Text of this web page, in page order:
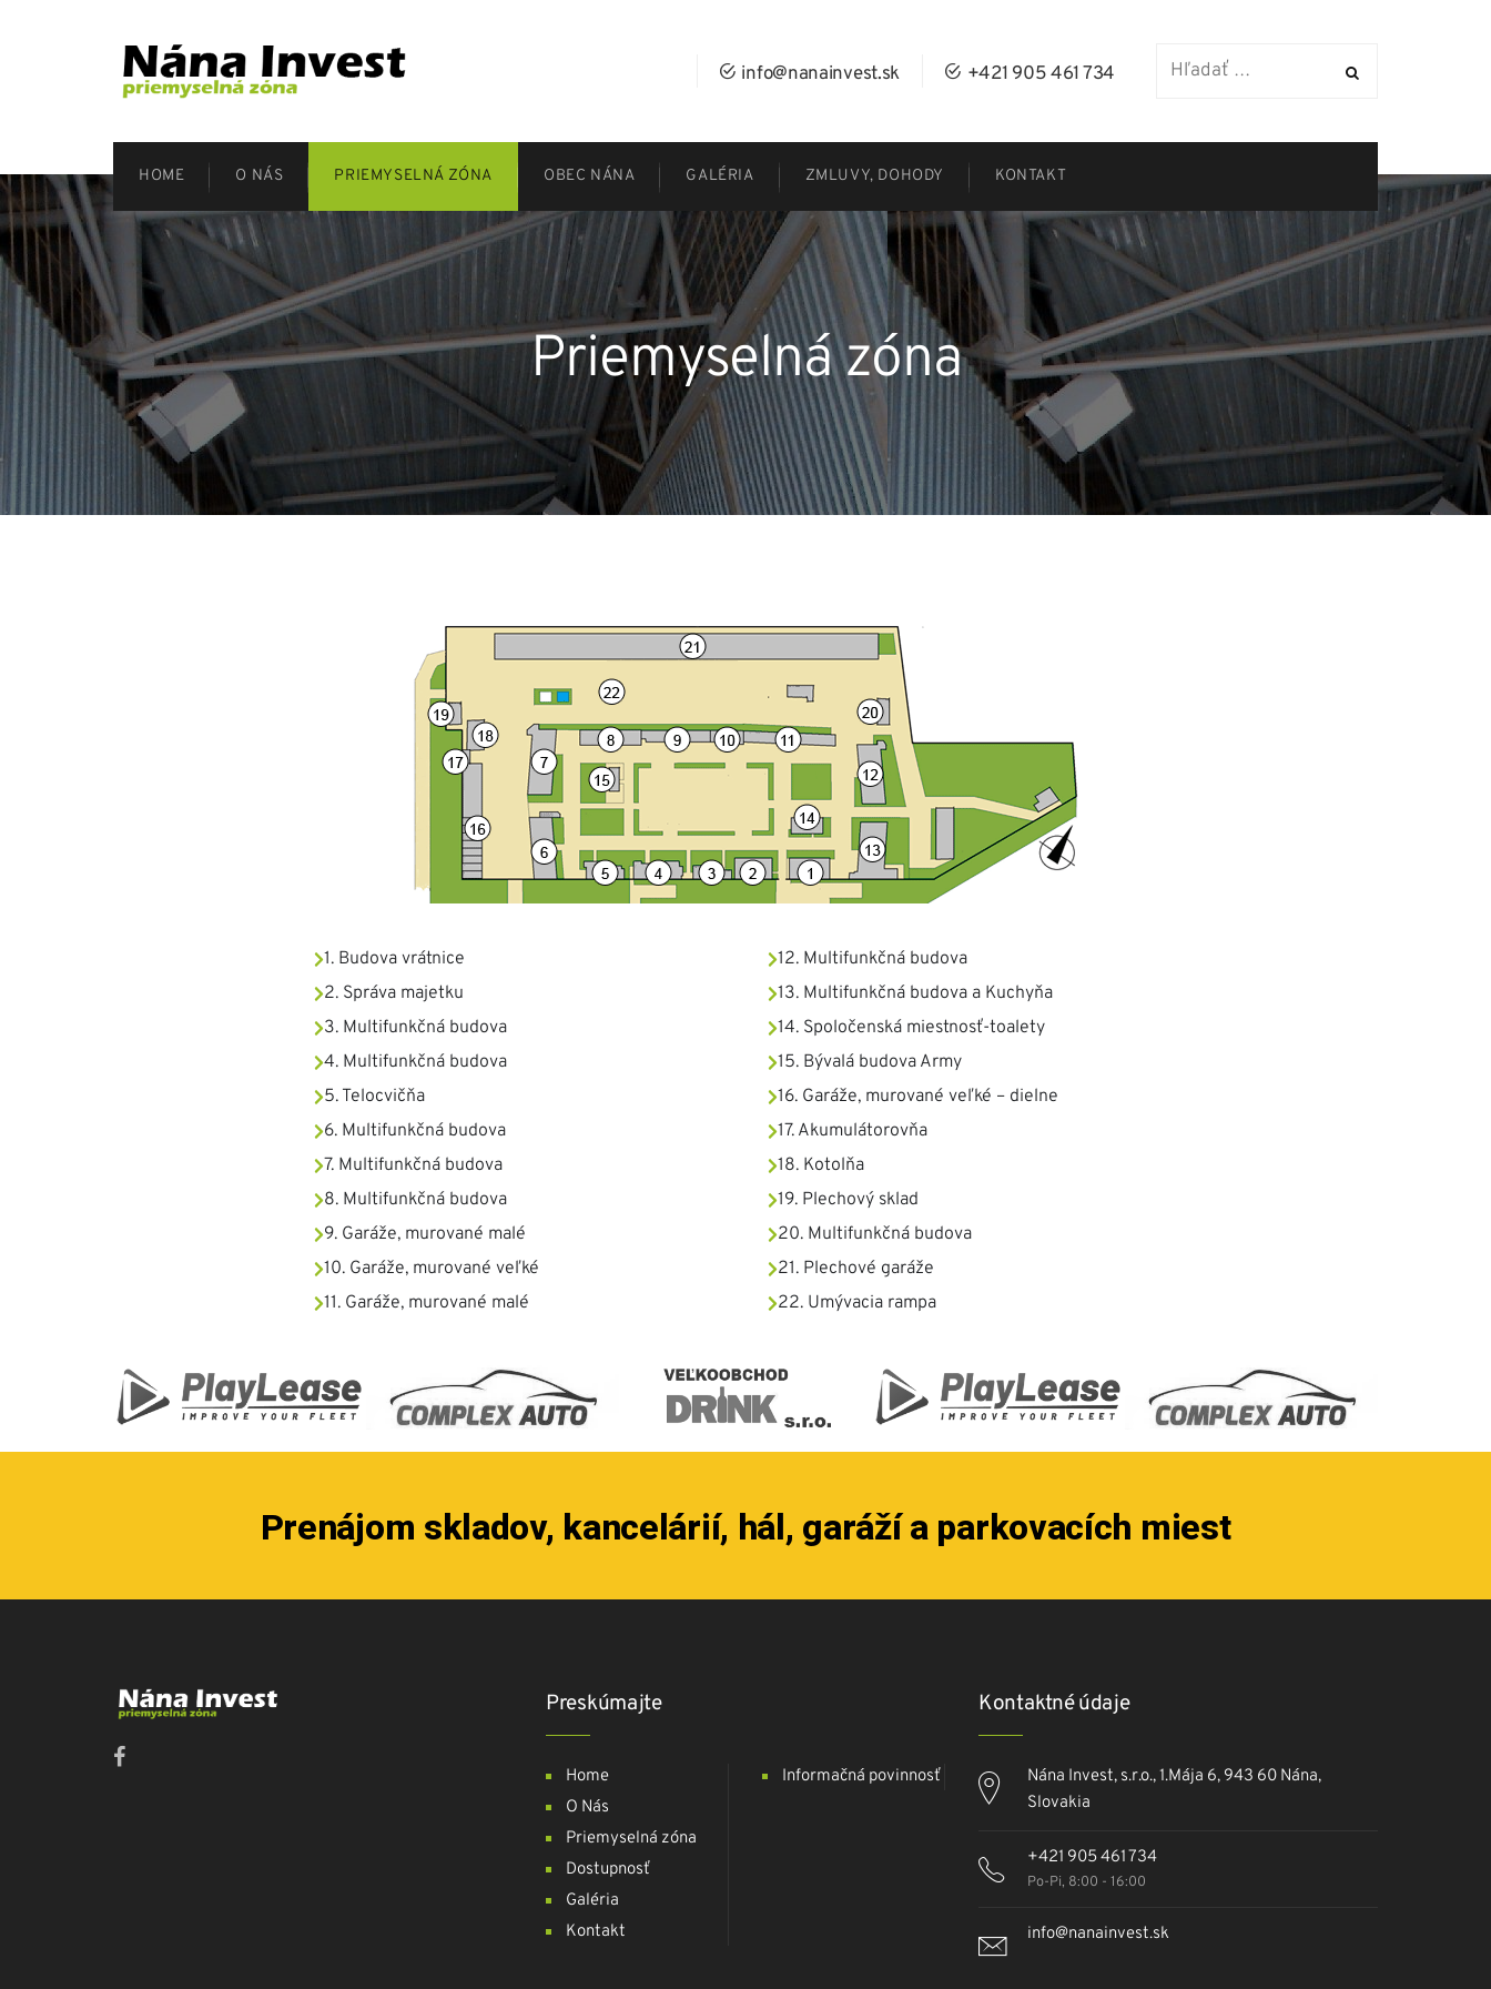
info@nanainvest.sk +421 905 461 734
HOME O NÁS PRIEMYSELNÁ ZÓNA OBEC NÁNA GALÉRIA ZMLUVY, DOHODY KONTAKT
Priemyselná zóna
1. Budova vrátnice
2. Správa majetku
3. Multifunkčná budova
4. Multifunkčná budova
5. Telocvičňa
6. Multifunkčná budova
7. Multifunkčná budova
8. Multifunkčná budova
9. Garáže, murované malé
10. Garáže, murované veľké
11. Garáže, murované malé
12. Multifunkčná budova
13. Multifunkčná budova a Kuchyňa
14. Spoločenská miestnosť-toalety
15. Bývalá budova Army
16. Garáže, murované veľké – dielne
17. Akumulátorovňa
18. Kotolňa
19. Plechový sklad
20. Multifunkčná budova
21. Plechové garáže
22. Umývacia rampa
Prenájom skladov, kancelárií, hál, garáží a parkovacích miest
Preskúmajte
Home
O Nás
Priemyselná zóna
Dostupnosť
Galéria
Kontakt
Informačná povinnosť
Kontaktné údaje
Nána Invest, s.r.o., 1.Mája 6, 943 60 Nána,
Slovakia
+421 905 461 734
Po-Pi, 8:00 - 16:00
info@nanainvest.sk